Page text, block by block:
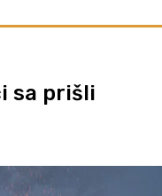
sa prišli